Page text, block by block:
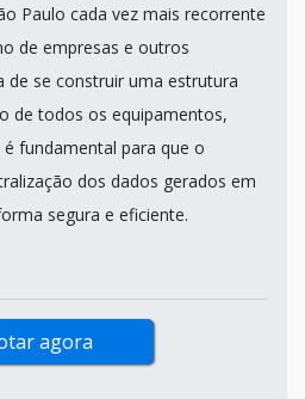
Paulo cada vez mais recorrente
de empresas e outros
de se construir uma estrutura
de todos os equipamentos,
fundamental para que o
dos dados gerados em
segura e eficiente.
agora